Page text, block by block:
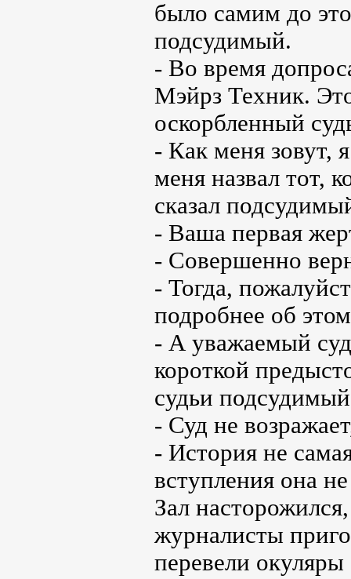
было самим до
подсудимый.
- Во время
Мэйрз Техник.
оскорбленный
- Как меня зовут,
меня назвал тот,
сказал
- Ваша первая
- Совершенно
- Тогда,
подробнее об
- А уважаемый
короткой
судьи
- Суд не
- История не
вступления она
Зал
журналисты
перевели